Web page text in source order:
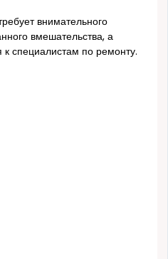
внимательного
вмешательства, а
к специалистам по ремонту.